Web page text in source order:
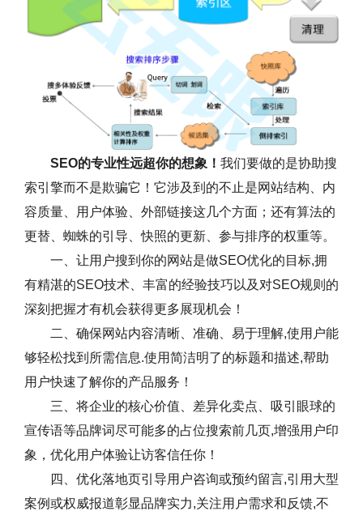
SEO的专业性远超你的想象！ 我们要做的是协助搜
索引擎而不是欺骗它！它涉及到的不止是网站结构、内
容质量、用户体验、外部链接这几个方面；还有算法的
更替、蜘蛛的引导、快照的更新、参与排序的权重等。
一、让用户搜到你的网站是做SEO优化的目标,拥
有精湛的SEO技术、丰富的经验技巧以及对SEO规则的
深刻把握才有机会获得更多展现机会！
二、确保网站内容清晰、准确、易于理解,使用户能
够轻松找到所需信息.使用简洁明了的标题和描述,帮助
用户快速了解你的产品服务！
三、将企业的核心价值、差异化卖点、吸引眼球的
宣传语等品牌词尽可能多的占位搜索前几页,增强用户印
象，优化用户体验让访客信任你！
四、优化落地页引导用户咨询或预约留言,引用大型
案例或权威报道彰显品牌实力,关注用户需求和反馈,不